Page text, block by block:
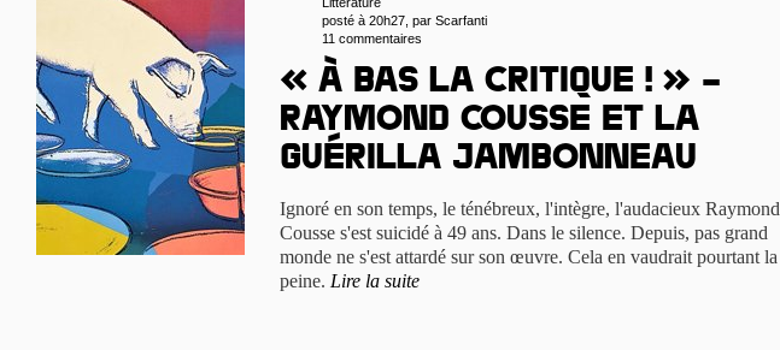
posté à 20h27, par Scarfanti
11 commentaires
« À bas la critique ! » –
Raymond Cousse et la
guérilla jambonneau
Ignoré en son temps, le ténébreux, l'intègre, l'audacieux Raymond
Cousse s'est suicidé à 49 ans. Dans le silence. Depuis, pas grand
monde ne s'est attardé sur son œuvre. Cela en vaudrait pourtant la
peine. Lire la suite